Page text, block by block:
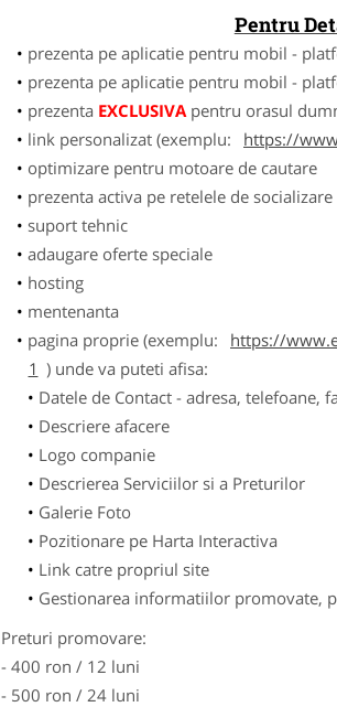
Pentru
prezenta pe aplicatie pentru mobil -
prezenta pe aplicatie pentru mobil -
prezenta EXCLUSIVApentru orasul
link personalizat (exemplu:
https://
optimizare pentru motoare de cautare
prezenta activa pe retelele de socializare
suport tehnic
adaugare oferte speciale
hosting
mentenanta
pagina proprie (exemplu:
https://
1 ) unde va puteti afisa:
Datele de Contact - adresa, telefoane,
Descriere afacere
Logo companie
Descrierea Serviciilor si a Preturilor
Galerie Foto
Pozitionare pe Harta Interactiva
Link catre propriul site
Gestionarea informatiilor promovate,
Preturi promovare:
- 400 ron / 12 luni
- 500 ron / 24 luni